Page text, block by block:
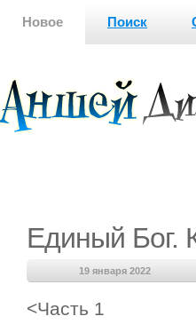
Новое Поиск
Единый Бог.
19 января 2022
<Часть 1